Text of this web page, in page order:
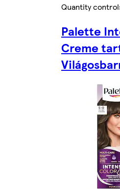
Quantity
Palette
Creme